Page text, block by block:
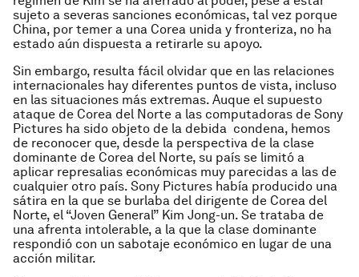
sujeto a severas sanciones económicas, tal vez porque
China, por temer a una Corea unida y fronteriza, no ha
estado aún dispuesta a retirarle su apoyo.
Sin embargo, resulta fácil olvidar que en las relaciones
internacionales hay diferentes puntos de vista, incluso
en las situaciones más extremas. Auque el supuesto
ataque de Corea del Norte a las computadoras de Sony
Pictures ha sido objeto de la debida condena, hemos
de reconocer que, desde la perspectiva de la clase
dominante de Corea del Norte, su país se limitó a
aplicar represalias económicas muy parecidas a las de
cualquier otro país. Sony Pictures había producido una
sátira en la que se burlaba del dirigente de Corea del
Norte, el “Joven General” Kim Jong-un. Se trataba de
una afrenta intolerable, a la que la clase dominante
respondió con un sabotaje económico en lugar de una
acción militar.